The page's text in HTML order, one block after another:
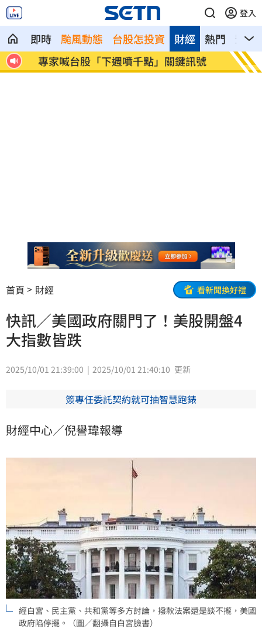
登入
即時 颱風動態 台股怎投資 熱門 影音
財經
專家喊台股「下週噴千點」關鍵訊號 父親
首頁 財經 看新聞換好禮
快訊／美國政府關門了！美股開盤4
大指數皆跌
2025/10/01 21:39:00 2025/10/01 21:40:10 更新
簽專任委託契約就可抽智慧跑錶
財經中心／倪譽瑋報導
經白宮、民主黨、共和黨等多方討論，撥款法案還是談不攏，美國
政府陷停擺。（圖／翻攝自白宮臉書）